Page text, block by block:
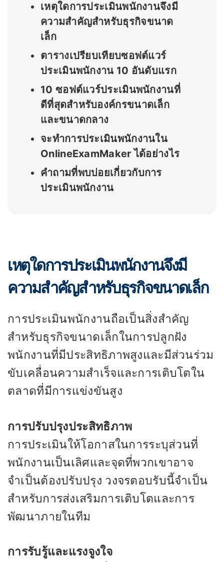
เหตุใดการประเมินพนักงานจึงมี
ความสำคัญสำหรับธุรกิจขนาด
เล็ก
ตารางเปรียบเทียบซอฟต์แวร์
ประเมินพนักงาน 10 อันดับแรก
10 ซอฟต์แวร์ประเมินพนักงานที่
ดีที่สุดสำหรับองค์กรขนาดเล็ก
และขนาดกลาง
จะทำการประเมินพนักงานใน
OnlineExamMaker ได้อย่างไร
คำถามที่พบบ่อยเกี่ยวกับการ
ประเมินพนักงาน
เหตุใดการประเมินพนักงานจึงมี
ความสำคัญสำหรับธุรกิจขนาดเล็ก
การประเมินพนักงานถือเป็นสิ่งสำคัญ
สำหรับธุรกิจขนาดเล็กในการปลูกฝัง
พนักงานที่มีประสิทธิภาพสูงและมีส่วนร่วม
ขับเคลื่อนความสำเร็จและการเติบโตใน
ตลาดที่มีการแข่งขันสูง
การปรับปรุงประสิทธิภาพ
การประเมินให้โอกาสในการระบุส่วนที่
พนักงานเป็นเลิศและจุดที่พวกเขาอาจ
จำเป็นต้องปรับปรุง วงจรตอบรับนี้จำเป็น
สำหรับการส่งเสริมการเติบโตและการ
พัฒนาภายในทีม
การรับรู้และแรงจูงใจ